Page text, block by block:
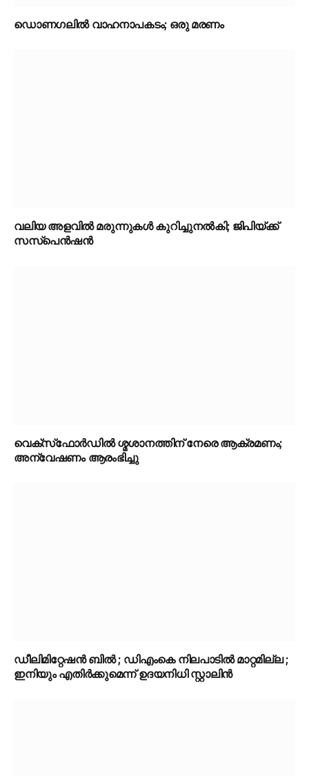
ഡൊണഗലിൽ വാഹനാപകടം; ഒരു മരണം
വലിയ അളവിൽ മരുന്നുകൾ കുറിച്ചുനൽകി; ജിപിയ്ക്ക്
സസ്‌പെൻഷൻ
വെക്‌സ്‌ഫോർഡിൽ ശ്മശാനത്തിന് നേരെ ആക്രമണം;
അന്വേഷണം ആരംഭിച്ചു
ഡീലിമിറ്റേഷൻ ബിൽ ; ഡിഎംകെ നിലപാടിൽ മാറ്റമില്ല ;
ഇനിയും എതിർക്കുമെന്ന് ഉദയനിധി സ്റ്റാലിൻ